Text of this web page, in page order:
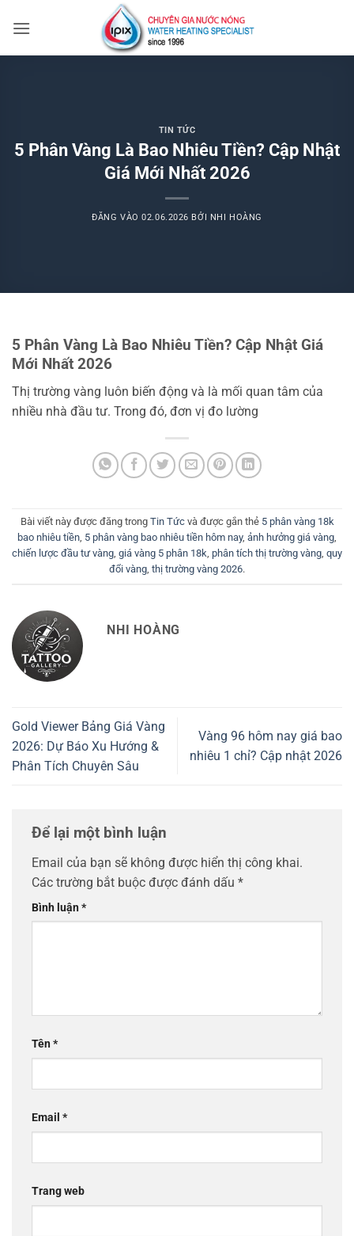
qua
TIN TỨC
5 Phân Vàng Là Bao Nhiêu Tiền? Cập Nhật
Giá Mới Nhất 2026
ĐĂNG VÀO02.06.2026 BỞI NHI HOÀNG
5 Phân Vàng Là Bao Nhiêu Tiền? Cập Nhật Giá
Mới Nhất 2026
Thị trường vàng luôn biến động và là mối quan tâm của
nhiều nhà đầu tư. Trong đó, đơn vị đo lường
Bài viết này được đăng trong Tin Tứcvà được gắn thẻ 5 phân vàng 18k
bao nhiêu tiền 5 phân vàng bao nhiêu tiền hôm nay, ảnh hưởng giá vàng
chiến lược đầu tư vàng giá vàng 5 phân 18k phân tích thị trường vàng quy
đổi vàng thị trường vàng 2026.
NHI HOÀNG
Gold Viewer Bảng Giá Vàng
2026: Dự Báo Xu Hướng &
Phân Tích Chuyên Sâu
Vàng 96 hôm nay giá bao
nhiêu 1 chỉ? Cập nhật 2026
Để lại một bình luận
Email của bạn sẽ không được hiển thị công khai.
Các trường bắt buộc được đánh dấu *
Bình luận*
Tên*
Email *
Trang web